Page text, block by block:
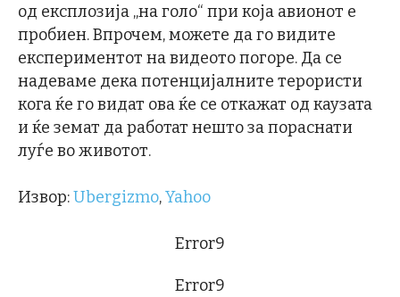
од експлозија „на голо“ при која авионот е
пробиен. Впрочем, можете да го видите
експериментот на видеото погоре. Да се
надеваме дека потенцијалните терористи
кога ќе го видат ова ќе се откажат од каузата
и ќе земат да работат нешто за пораснати
луѓе во животот.
Извор:Ubergizmo,Yahoo
Error9
Error9